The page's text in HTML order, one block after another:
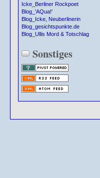
Icke_Berliner Rockpoet
Blog_'AQua!'
Blog_Icke, Neuberlinerin
Blog_gesichtspunkte.de
Blog_Ullis Mord & Totschlag
Sonstiges